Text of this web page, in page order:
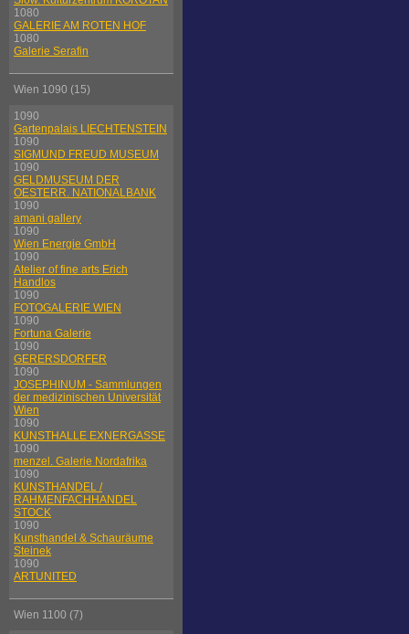
1080
GALERIE AM ROTEN HOF
1080
Galerie Serafin
Wien 1090 (15)
1090
Gartenpalais LIECHTENSTEIN
1090
SIGMUND FREUD MUSEUM
1090
GELDMUSEUM DER
OESTERR. NATIONALBANK
1090
amani gallery
1090
Wien Energie GmbH
1090
Atelier of fine arts Erich
Handlos
1090
FOTOGALERIE WIEN
1090
Fortuna Galerie
1090
GERERSDORFER
1090
JOSEPHINUM - Sammlungen
der medizinischen Universität
Wien
1090
KUNSTHALLE EXNERGASSE
1090
menzel. Galerie Nordafrika
1090
KUNSTHANDEL /
RAHMENFACHHANDEL
STOCK
1090
Kunsthandel & Schauräume
Steinek
1090
ARTUNITED
Wien 1100 (7)